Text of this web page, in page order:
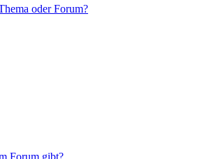
oder Forum?